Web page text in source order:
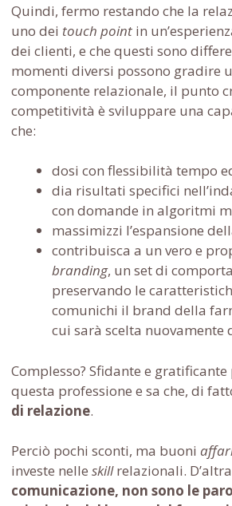
Quindi, fermo restando che la
uno dei touch point in
dei clienti, e che questi sono
momenti diversi possono gradire
componente relazionale, il punto
competitività è sviluppare una
che:
dosi con flessibilità tempo
dia risultati specifici
con domande in algoritmi
massimizzi l’espansione
contribuisca a un vero e
branding, un set di
preservando le
comunichi il brand della
cui sarà scelta nuovamente
Complesso? Sfidante e gratificante
questa professione e sa che, di
di relazione.
Perciò pochi sconti, ma buoni
investe nelle skillrelazionali.
comunicazione, non sono le